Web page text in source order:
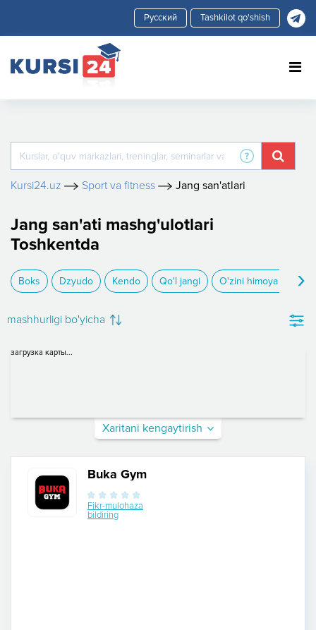
Tashkilot qo'shish
Kursi24.uz Sport va fitness Jang san'atlari
Jang san'ati mashg'ulotlari
Toshkentda
Boks Dzyudo Kendo Qo'l jangi O'zini himoya qilish
›
mashhurligi bo'yicha
загрузка карты...
Xaritani kengaytirish
Buka Gym
Fikr-mulohaza
bildiring